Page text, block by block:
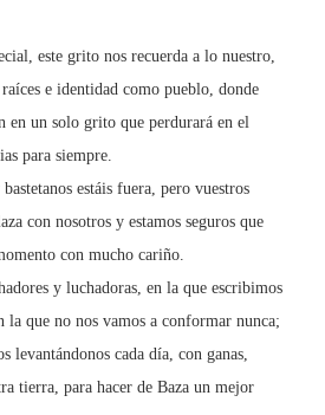
este grito nos recuerda a lo nuestro,
e identidad como pueblo, donde
en un solo grito que perdurará en el
para siempre.
estáis fuera, pero vuestros
con nosotros y estamos seguros que
con mucho cariño.
y luchadoras, en la que escribimos
la que no nos vamos a conformar nunca;
levantándonos cada día, con ganas,
tierra, para hacer de Baza un mejor